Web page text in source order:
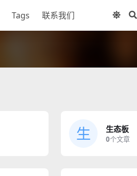
Tags 联系我们
生 生态板
0个文章